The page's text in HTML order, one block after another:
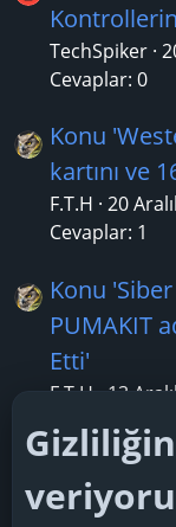
TechSpiker
Cevaplar: 0
Konu
kartını ve
F.T.H 20
Cevaplar: 1
Konu
PUMAKIT
Etti'
F.T.H 13
Konu
Kutlamak